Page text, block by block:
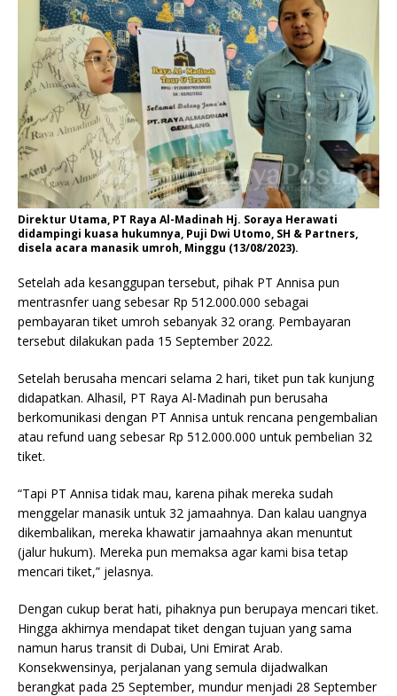
Direktur Utama, PT Raya Al-Madinah Hj. Soraya Herawati
didampingi kuasa hukumnya, Puji Dwi Utomo, SH & Partners,
disela acara manasik umroh, Minggu (13/08/2023).
Setelah ada kesanggupan tersebut, pihak PT Annisa pun
mentrasnfer uang sebesar Rp 512.000.000 sebagai
pembayaran tiket umroh sebanyak 32 orang. Pembayaran
tersebut dilakukan pada 15 September 2022.
Setelah berusaha mencari selama 2 hari, tiket pun tak kunjung
didapatkan. Alhasil, PT Raya Al-Madinah pun berusaha
berkomunikasi dengan PT Annisa untuk rencana pengembalian
atau refund uang sebesar Rp 512.000.000 untuk pembelian 32
tiket.
“Tapi PT Annisa tidak mau, karena pihak mereka sudah
menggelar manasik untuk 32 jamaahnya. Dan kalau uangnya
dikembalikan, mereka khawatir jamaahnya akan menuntut
(jalur hukum). Mereka pun memaksa agar kami bisa tetap
mencari tiket,” jelasnya.
Dengan cukup berat hati, pihaknya pun berupaya mencari tiket.
Hingga akhirnya mendapat tiket dengan tujuan yang sama
namun harus transit di Dubai, Uni Emirat Arab.
Konsekwensinya, perjalanan yang semula dijadwalkan
berangkat pada 25 September, mundur menjadi 28 September